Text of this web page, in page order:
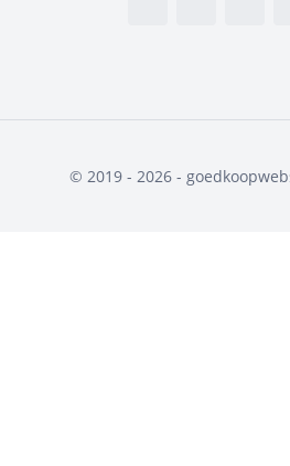
© 2019 - 2026 -